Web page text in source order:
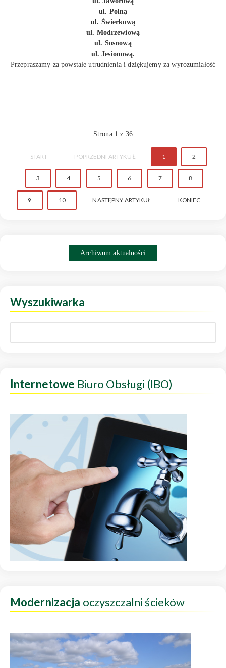
ul. Polną
ul. Świerkową
ul. Modrzewiową
ul. Sosnową
ul. Jesionową.
Przepraszamy za powstałe utrudnienia i dziękujemy za wyrozumiałość
Strona 1 z 36
START POPRZEDNI ARTYKUŁ 1 2
3 4 5 6 7 8
9 10 NASTĘPNY ARTYKUŁ KONIEC
Archiwum aktualności
Wyszukiwarka
Internetowe Biuro Obsługi (IBO)
Modernizacja oczyszczalni ścieków